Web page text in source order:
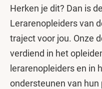
Herken je dit? Dan is
Lerarenopleiders van
traject voor jou. Onze
verdiend in het
lerarenopleiders en in
ondersteunen van